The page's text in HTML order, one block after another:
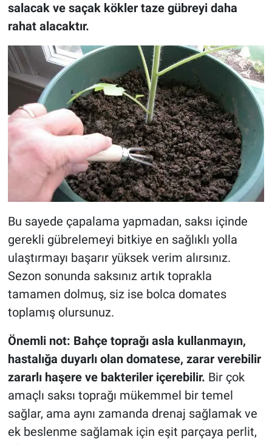
salacak ve saçak kökler taze gübreyi daha
rahat alacaktır.
Bu sayede çapalama yapmadan, saksı içinde
gerekli gübrelemeyi bitkiye en sağlıklı yolla
ulaştırmayı başarır yüksek verim alırsınız.
Sezon sonunda saksınız artık toprakla
tamamen dolmuş, siz ise bolca domates
toplamış olursunuz.
Önemli not: Bahçe toprağı asla kullanmayın,
hastalığa duyarlı olan domatese, zarar verebilir
zararlı haşere ve bakteriler içerebilir. Bir çok
amaçlı saksı toprağı mükemmel bir temel
sağlar, ama aynı zamanda drenaj sağlamak ve
ek beslenme sağlamak için eşit parçaya perlit,